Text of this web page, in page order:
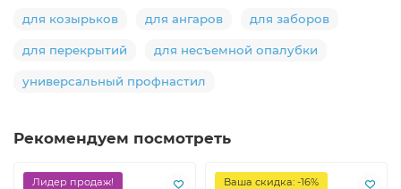
для козырьков для ангаров для заборов
для перекрытий для несъемной опалубки
универсальный профнастил
Рекомендуем посмотреть
Лидер продаж! Ваша скидка: -16%